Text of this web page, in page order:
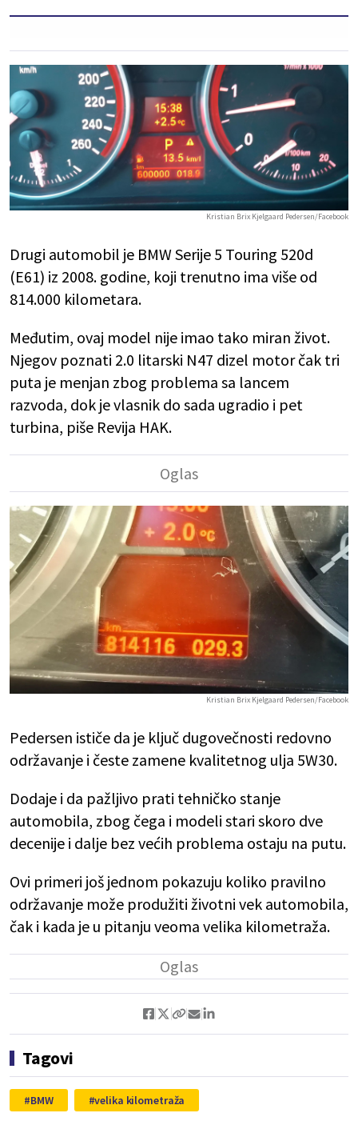
Kristian Brix Kjelgaard Pedersen/Facebook
Drugi automobil je BMW Serije 5 Touring 520d
(E61) iz 2008. godine, koji trenutno ima više od
814.000 kilometara.
Međutim, ovaj model nije imao tako miran život.
Njegov poznati 2.0 litarski N47 dizel motor čak tri
puta je menjan zbog problema sa lancem
razvoda, dok je vlasnik do sada ugradio i pet
turbina, piše Revija HAK.
Kristian Brix Kjelgaard Pedersen/Facebook
Pedersen ističe da je ključ dugovečnosti redovno
održavanje i česte zamene kvalitetnog ulja 5W30.
Dodaje i da pažljivo prati tehničko stanje
automobila, zbog čega i modeli stari skoro dve
decenije i dalje bez većih problema ostaju na putu.
Ovi primeri još jednom pokazuju koliko pravilno
održavanje može produžiti životni vek automobila,
čak i kada je u pitanju veoma velika kilometraža.
Tagovi
BMW velika kilometraža